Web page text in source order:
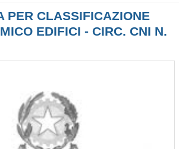
PER CLASSIFICAZIONE
EDIFICI - CIRC. CNI N.